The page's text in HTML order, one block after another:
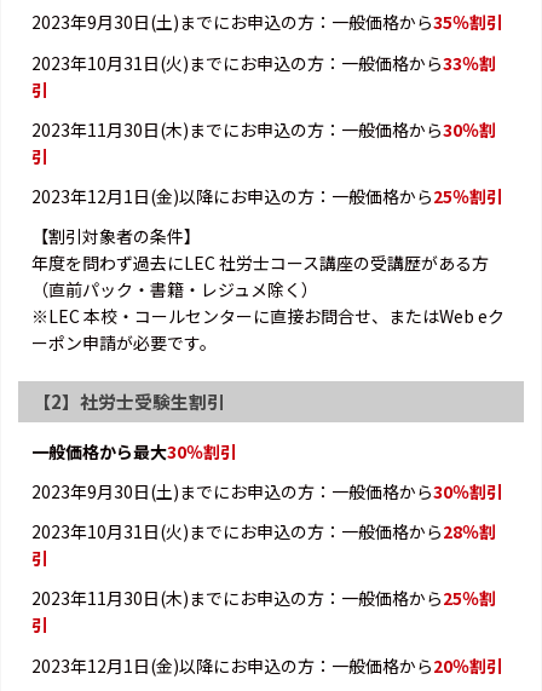
2023年9月30日(土)までにお申込の方：一般価格から35％割引
2023年10月31日(火)までにお申込の方：一般価格から33％割
引
2023年11月30日(木)までにお申込の方：一般価格から30％割
引
2023年12月1日(金)以降にお申込の方：一般価格から25％割引
【割引対象者の条件】
年度を問わず過去にLEC 社労士コース講座の受講歴がある方
（直前パック・書籍・レジュメ除く）
※LEC 本校・コールセンターに直接お問合せ、またはWeb eク
ーポン申請が必要です。
【2】社労士受験生割引
一般価格から最大30％割引
2023年9月30日(土)までにお申込の方：一般価格から30％割引
2023年10月31日(火)までにお申込の方：一般価格から28％割
引
2023年11月30日(木)までにお申込の方：一般価格から25％割
引
2023年12月1日(金)以降にお申込の方：一般価格から20％割引